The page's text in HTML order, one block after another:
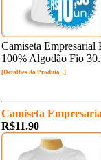
Camiseta
100% Algodão Fio
[Detalhes do Produto...]
Camiseta
R$11.90